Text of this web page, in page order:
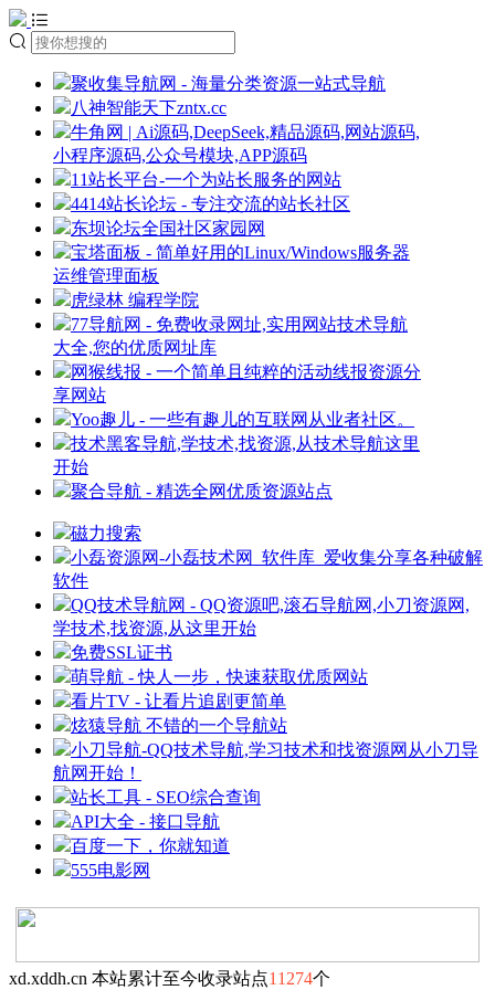
聚收集导航网 - 海量分类资源一站式导航
八神智能天下zntx.cc
牛角网 | Ai源码,DeepSeek,精品源码,网站源码,
小程序源码,公众号模块,APP源码
11站长平台-一个为站长服务的网站
4414站长论坛 - 专注交流的站长社区
东坝论坛全国社区家园网
宝塔面板 - 简单好用的Linux/Windows服务器
运维管理面板
虎绿林 编程学院
77导航网 - 免费收录网址,实用网站技术导航
大全,您的优质网址库
网猴线报 - 一个简单且纯粹的活动线报资源分
享网站
Yoo趣儿 - 一些有趣儿的互联网从业者社区。
技术黑客导航,学技术,找资源,从技术导航这里
开始
聚合导航 - 精选全网优质资源站点
磁力搜索
小磊资源网-小磊技术网_软件库_爱收集分享各种破解
软件
QQ技术导航网 - QQ资源吧,滚石导航网,小刀资源网,
学技术,找资源,从这里开始
免费SSL证书
萌导航 - 快人一步，快速获取优质网站
看片TV - 让看片追剧更简单
炫猿导航 不错的一个导航站
小刀导航-QQ技术导航,学习技术和找资源网从小刀导
航网开始！
站长工具 - SEO综合查询
API大全 - 接口导航
百度一下，你就知道
555电影网
xd.xddh.cn 本站累计至今收录站点11274个